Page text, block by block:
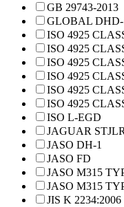
GB 29743-2013
GLOBAL DHD-
ISO 4925
ISO 4925
ISO 4925
ISO 4925
ISO 4925
ISO 4925
ISO L-EGD
JAGUAR
JASO DH-1
JASO FD
JASO M315
JASO M315
JIS K 2234:2006